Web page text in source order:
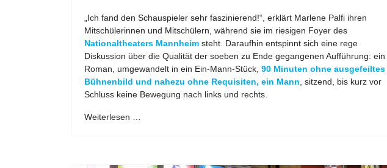
„Ich fand den Schauspieler sehr faszinierend!“, erklärt Marlene Palfi ihren
Mitschülerinnen und Mitschülern, während sie im riesigen Foyer des
Nationaltheaters Mannheim steht. Daraufhin entspinnt sich eine rege
Diskussion über die Qualität der soeben zu Ende gegangenen Aufführung: ein
Roman, umgewandelt in ein Ein-Mann-Stück, 90 Minuten ohne ausgefeiltes
Bühnenbild und nahezu ohne Requisiten, ein Mann, sitzend, bis kurz vor
Schluss keine Bewegung nach links und rechts.
Weiterlesen …